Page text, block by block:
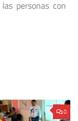
personas con
0